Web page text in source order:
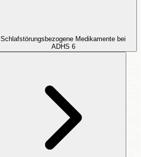
Schlafstörungsbezogene Medikamente bei
ADHS 6